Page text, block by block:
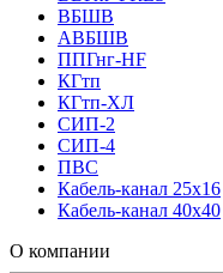
ВБШВ
АВБШВ
ППГнг-HF
КГтп
КГтп-ХЛ
СИП-2
СИП-4
ПВС
Кабель-канал 25х16
Кабель-канал 40х40
О компании